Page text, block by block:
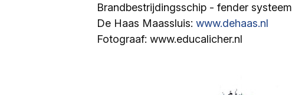
Brandbestrijdingsschip - fender systeem
De Haas Maassluis: www.dehaas.nl
Fotograaf: www.educalicher.nl